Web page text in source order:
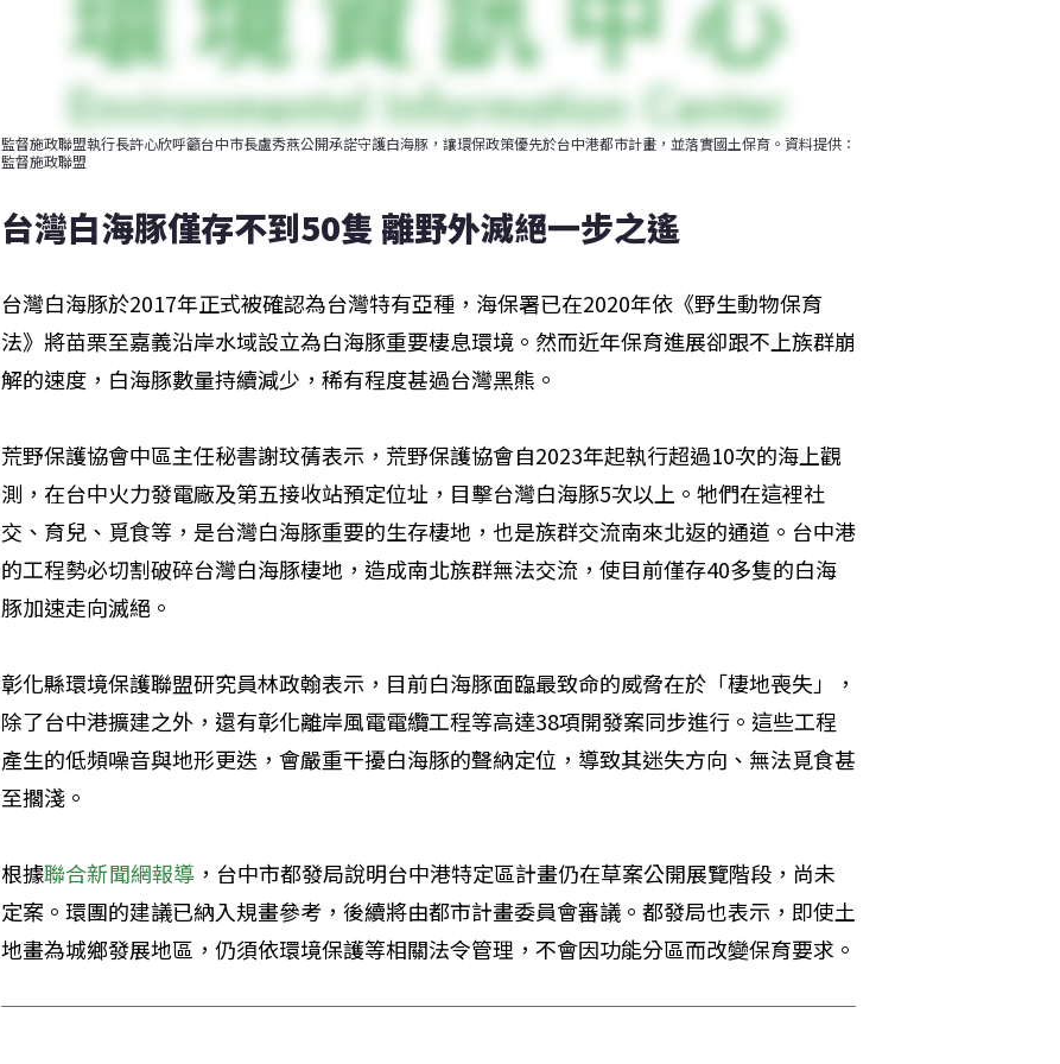
監督施政聯盟執行長許心欣呼籲台中市長盧秀燕公開承諾守護白海豚，讓環保政策優先於台中港都市計畫，並落實國土保育。資料提供：
監督施政聯盟
台灣白海豚僅存不到50隻 離野外滅絕一步之遙
台灣白海豚於2017年正式被確認為台灣特有亞種，海保署已在2020年依《野生動物保育
法》將苗栗至嘉義沿岸水域設立為白海豚重要棲息環境。然而近年保育進展卻跟不上族群崩
解的速度，白海豚數量持續減少，稀有程度甚過台灣黑熊。
荒野保護協會中區主任秘書謝玟蒨表示，荒野保護協會自2023年起執行超過10次的海上觀
測，在台中火力發電廠及第五接收站預定位址，目擊台灣白海豚5次以上。牠們在這裡社
交、育兒、覓食等，是台灣白海豚重要的生存棲地，也是族群交流南來北返的通道。台中港
的工程勢必切割破碎台灣白海豚棲地，造成南北族群無法交流，使目前僅存40多隻的白海
豚加速走向滅絕。
彰化縣環境保護聯盟研究員林政翰表示，目前白海豚面臨最致命的威脅在於「棲地喪失」，
除了台中港擴建之外，還有彰化離岸風電電纜工程等高達38項開發案同步進行。這些工程
產生的低頻噪音與地形更迭，會嚴重干擾白海豚的聲納定位，導致其迷失方向、無法覓食甚
至擱淺。
根據聯合新聞網報導 ，台中市都發局說明台中港特定區計畫仍在草案公開展覽階段，尚未
定案。環團的建議已納入規畫參考，後續將由都市計畫委員會審議。都發局也表示，即使土
地畫為城鄉發展地區，仍須依環境保護等相關法令管理，不會因功能分區而改變保育要求。